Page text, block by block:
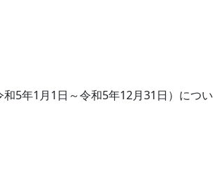
5年1月1日～令和5年12月31日）につい